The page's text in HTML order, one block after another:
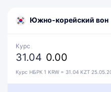
Южно-корейский вон
Курс
31.04 0.00
Курс НБРК 1 KRW = 31.04 KZT